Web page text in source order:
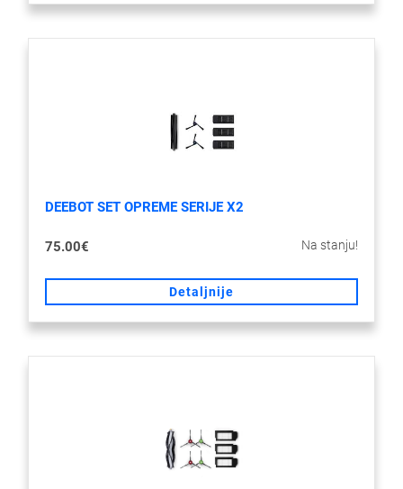
DEEBOT SET OPREME SERIJE X2
75.00€ Na stanju!
Detaljnije